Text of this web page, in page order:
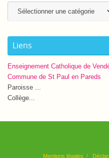
Liens
Enseignement Catholique de
Commune de St Paul en Pareds
Paroisse ...
Collège...
Mentions légales